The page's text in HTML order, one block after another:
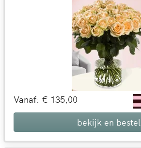
Vanaf: € 135,00
bekijk en bestel